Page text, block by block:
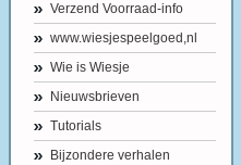
Verzend Voorraad-info
www.wiesjespeelgoed,nl
Wie is Wiesje
Nieuwsbrieven
Tutorials
Bijzondere verhalen